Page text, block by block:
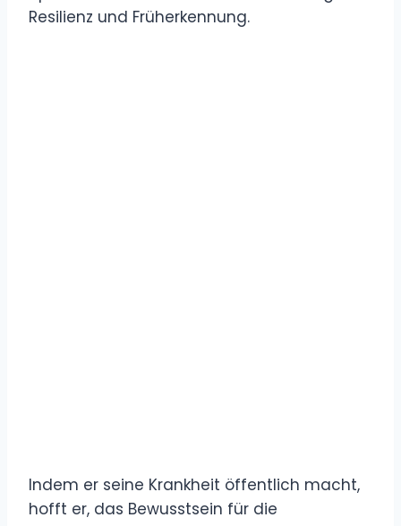
Resilienz und Früherkennung.
Indem er seine Krankheit öffentlich macht,
hofft er, das Bewusstsein für die